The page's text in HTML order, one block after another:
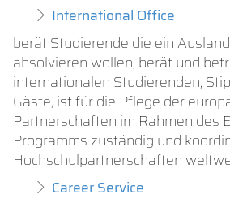
International Office
berät Studierende die ein
absolvieren wollen, berät und
internationalen Studierenden,
Gäste, ist für die Pflege der
Partnerschaften im Rahmen des
Programms zuständig und
Hochschulpartnerschaften
Career Service